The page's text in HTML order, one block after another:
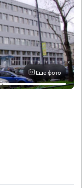
Еще фото